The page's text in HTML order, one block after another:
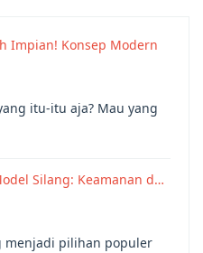
Impian! Konsep Modern
itu-itu aja? Mau yang
Silang: Keamanan d…
menjadi pilihan populer